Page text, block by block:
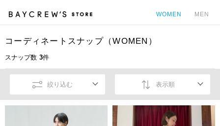
WOMEN MEN
コーディネートスナップ（WOMEN）
スナップ数 3件
絞り込む 表示順